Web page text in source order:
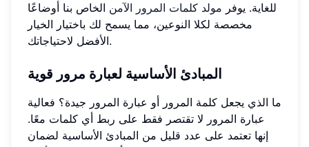
للغاية. يوفر مولد كلمات المرور الآمن الخاص بنا أوضاعًا
مخصصة لكلا النوعين، مما يسمح لك باختيار الخيار
الأفضل لاحتياجاتك.
المبادئ الأساسية لعبارة مرور قوية
ما الذي يجعل كلمة المرور أو عبارة المرور جيدة؟ فعالية
عبارة المرور لا تقتصر فقط على ربط أي كلمات معًا.
إنها تعتمد على عدد قليل من المبادئ الأساسية لضمان